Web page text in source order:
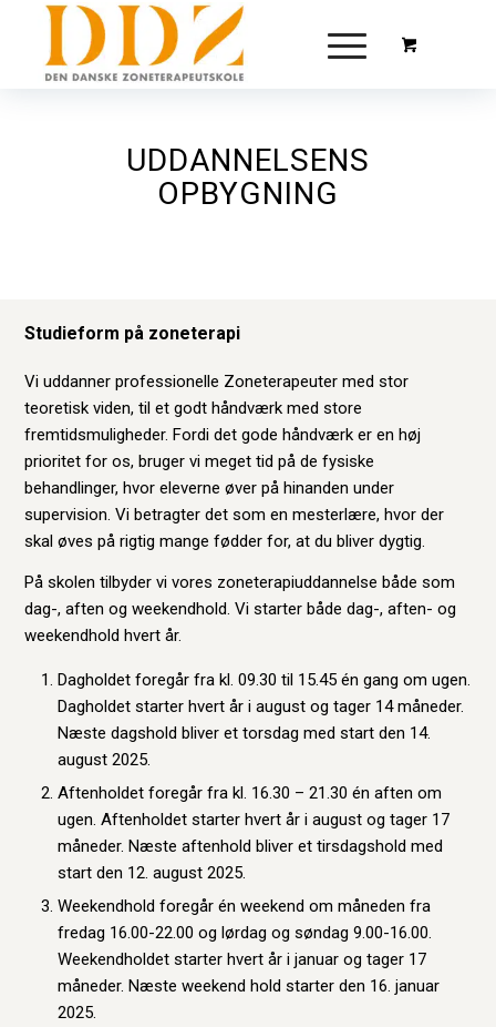
UDDANNELSENS
OPBYGNING
Studieform på zoneterapi
Vi uddanner professionelle Zoneterapeuter med stor
teoretisk viden, til et godt håndværk med store
fremtidsmuligheder. Fordi det gode håndværk er en høj
prioritet for os, bruger vi meget tid på de fysiske
behandlinger, hvor eleverne øver på hinanden under
supervision. Vi betragter det som en mesterlære, hvor der
skal øves på rigtig mange fødder for, at du bliver dygtig.
På skolen tilbyder vi vores zoneterapiuddannelse både som
dag-, aften og weekendhold. Vi starter både dag-, aften- og
weekendhold hvert år.
Dagholdet foregår fra kl. 09.30 til 15.45 én gang om ugen.
Dagholdet starter hvert år i august og tager 14 måneder.
Næste dagshold bliver et torsdag med start den 14.
august 2025.
Aftenholdet foregår fra kl. 16.30 – 21.30 én aften om
ugen. Aftenholdet starter hvert år i august og tager 17
måneder. Næste aftenhold bliver et tirsdagshold med
start den 12. august 2025.
Weekendhold foregår én weekend om måneden fra
fredag 16.00-22.00 og lørdag og søndag 9.00-16.00.
Weekendholdet starter hvert år i januar og tager 17
måneder. Næste weekend hold starter den 16. januar
2025.